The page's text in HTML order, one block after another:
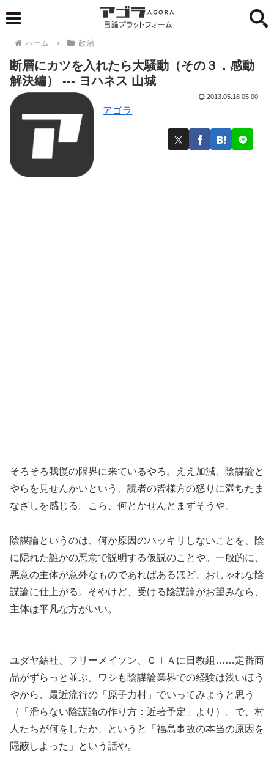
ホーム 政治
断層にカツを入れたら大騒動（その３．感動
解決編） --- ヨハネス 山城
アゴラ
2013.05.18 05:00
そろそろ我慢の限界に来ているやろ。ええ加減、陰謀論と
やらを見せんかいという、読者の皆様方の怒りに満ちたま
なざしを感じる。こら、何とかせんとまずそうや。
陰謀論というのは、何か原因のハッキリしないことを、陰
に隠れた誰かの悪意で説明する仮説のことや。一般的に、
悪意の主体が意外なものであればあるほど、おしゃれな陰
謀論に仕上がる。そやけど、受ける陰謀論がお望みなら、
主体は平凡な方がいい。
ユダヤ結社、フリーメイソン、ＣＩＡに日教組……定番商
品がずらっと並ぶ。ワシも陰謀論業界での経験は浅いほう
やから、最近流行の「原子力村」でいってみようと思う
（「滑らない陰謀論の作り方：近著予定」より）。で、村
人たちが何をしたか、というと「福島事故の本当の原因を
隠蔽しよった」という話や。